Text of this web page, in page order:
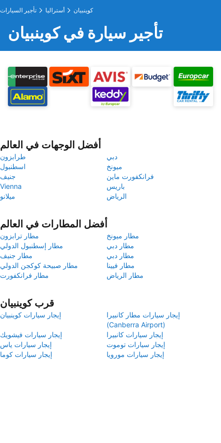
تأجير السيارات أستراليا كوينبيان
تأجير سيارة في كوينبيان
أفضل الوجهات في العالم
طرابزون
دبي
اسطنبول
ميونخ
جنيف
فرانكفورت ماين
Vienna
باريس
ميلانو
الرياض
أفضل المطارات في العالم
مطار ترابزون
مطار ميونخ
مطار إسطنبول الدولي
مطار دبي
مطار جنيف
مطار دبي
مطار صبيحة كوكجن الدولي
مطار فيينا
مطار فرانكفورت
مطار الرياض
قرب كوينبيان
إيجار سيارات كوينبيان
إيجار سيارات مطار كانبيرا
(Canberra Airport)
إيجار سيارات فيشويك
إيجار سيارات كانبيرا
إيجار سيارات ياس
إيجار سيارات توموت
إيجار سيارات كوما
إيجار سيارات مورويا